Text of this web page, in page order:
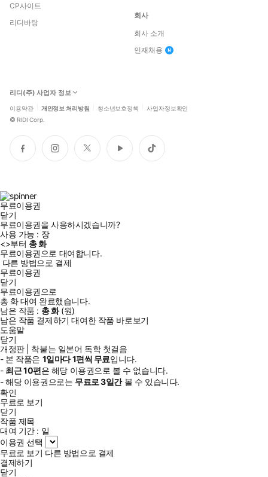
CP사이트
리디바탕
회사
회사 소개
인재채용
리디(주) 사업자 정보
이용약관 개인정보 처리방침 청소년보호정책 사업자정보확인
© RIDI Corp.
페
이
인
스
트
위
유
튜
틱
톡
무료이용권
닫기
무료이용권을 사용하시겠습니까?
사용 가능 : 장
<>부터 총화
무료이용권으로 대여합니다.
다른 방법으로 결제
무료이용권
닫기
무료이용권으로
총 화대여 완료했습니다.
남은 작품 : 총화(원)
남은 작품 결제하기 대여한 작품 바로보기
도움말
닫기
개정판 | 착붙는 일본어 독학 첫걸음
- 본 작품은 1일마다1편씩 무료입니다.
- 최근10편은 해당 이용권으로 볼 수 없습니다.
- 해당 이용권으로는 무료로3일간볼 수 있습니다.
확인
무료로 보기
닫기
작품 제목
대여 기간 : 일
이용권 선택
무료로 보기 다른 방법으로 결제
결제하기
닫기